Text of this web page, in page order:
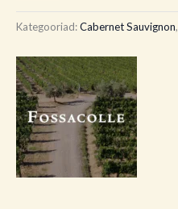
Kategooriad:Cabernet Sauvignon,